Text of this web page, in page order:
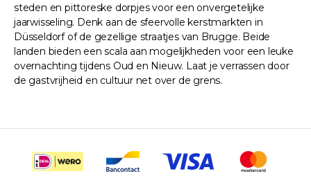
steden en pittoreske dorpjes voor een onvergetelijke
jaarwisseling. Denk aan de sfeervolle kerstmarkten in
Düsseldorf of de gezellige straatjes van Brugge. Beide
landen bieden een scala aan mogelijkheden voor een leuke
overnachting tijdens Oud en Nieuw. Laat je verrassen door
de gastvrijheid en cultuur net over de grens.